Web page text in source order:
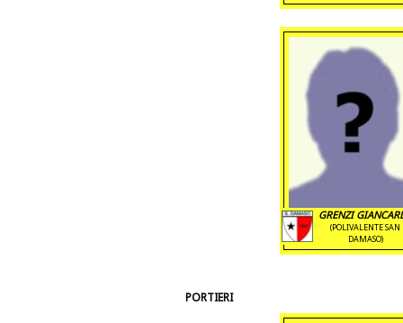
GRENZI
(POLIVALENTE SAN
DAMASO)
PORTIERI